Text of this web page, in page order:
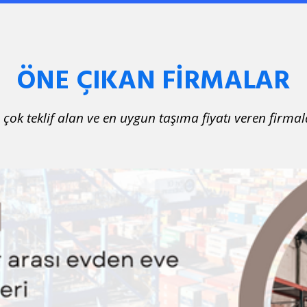
ÖNE ÇIKAN FİRMALAR
çok teklif alan ve en uygun taşıma fiyatı veren